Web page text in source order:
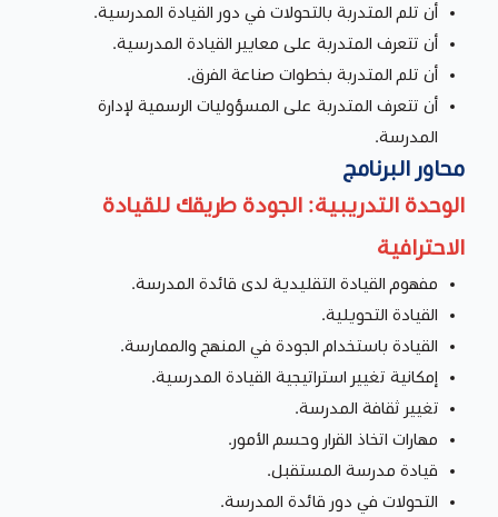
أن تلم المتدربة بالتحولات في دور القيادة المدرسية.
أن تتعرف المتدربة على معايير القيادة المدرسية.
أن تلم المتدربة بخطوات صناعة الفرق.
أن تتعرف المتدربة على المسؤوليات الرسمية لإدارة
المدرسة.
محاور البرنامج
الوحدة التدريبية: الجودة طريقك للقيادة
الاحترافية
مفهوم القيادة التقليدية لدى قائدة المدرسة.
القيادة التحويلية.
القيادة باستخدام الجودة في المنهج والممارسة.
إمكانية تغيير استراتيجية القيادة المدرسية.
تغيير ثقافة المدرسة.
مهارات اتخاذ القرار وحسم الأمور.
قيادة مدرسة المستقبل.
التحولات في دور قائدة المدرسة.